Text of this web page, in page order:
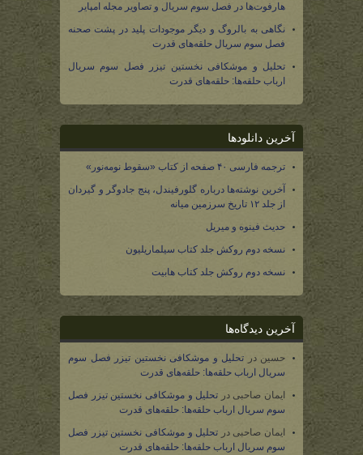
هارفوت‌ها در فصل سوم سریال و تصاویر مجله امپایر
نگاهی به بالروگ و دیگر موجودات پلید در پشت صحنه
فصل سوم سریال حلقه‌های قدرت
تحلیل و موشکافی نخستین تیزر فصل سوم سریال
ارباب حلقه‌ها: حلقه‌های قدرت
آخرین دانلودها
ترجمه فارسی ۴۰ صفحه از کتاب «سقوط نومه‌نور»
آخرین نوشته‌ها درباره گلورفیندل، پنج جادوگر و گیردان
از جلد ۱۲ تاریخ سرزمین میانه
حدیث فینوه و میریل
نسخه دوم روکش جلد کتاب سیلماریلیون
نسخه دوم روکش جلد کتاب هابیت
آخرین دیدگاه‌ها
حسین در تحلیل و موشکافی نخستین تیزر فصل سوم
سریال ارباب حلقه‌ها: حلقه‌های قدرت
ایمان صاحبی در تحلیل و موشکافی نخستین تیزر فصل
سوم سریال ارباب حلقه‌ها: حلقه‌های قدرت
ایمان صاحبی در تحلیل و موشکافی نخستین تیزر فصل
سوم سریال ارباب حلقه‌ها: حلقه‌های قدرت